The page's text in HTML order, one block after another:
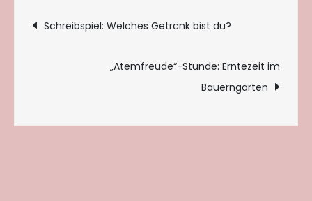
Beitragsnavigation
Schreibspiel: Welches Getränk bist du?
„Atemfreude“-Stunde: Erntezeit im
Bauerngarten